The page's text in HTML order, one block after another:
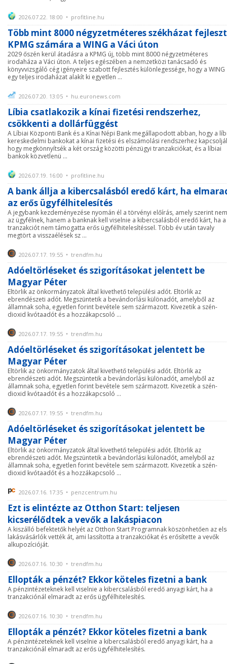
2026.07.22. 18:00 • profitline.hu
Több mint 8000 négyzetméteres székházat
KPMG számára a WING a Váci úton
2029 őszén kerül átadásra a KPMG új, több mint 8000 négyzetméteres
irodaháza a Váci úton. A teljes egészében a nemzetközi tanácsadó és
könyvvizsgáló cég igényeire szabott fejlesztés különlegessége, hogy a WING
egy teljes irodaházat alakít ki egyetlen ...
2026.07.20. 13:05 • hu.euronews.com
Líbia csatlakozik a kínai fizetési rendszerhez,
csökkenti a dollárfüggést
A Líbiai Központi Bank és a Kínai Népi Bank megállapodott abban, hogy a
kereskedelmi bankokat a kínai fizetési és elszámolási rendszerhez
hogy megkönnyítsék a két ország közötti pénzügyi tranzakciókat, és a líbiai
bankok közvetlenü ...
2026.07.19. 16:00 • profitline.hu
A bank állja a kibercsalásból eredő kárt, ha
az erős ügyfélhitelesítés
A jegybank kezdeményezése nyomán él a törvényi előírás, amely szerint nem
az ügyfélnek, hanem a banknak kell viselnie a kibercsalásból eredő kárt, ha a
tranzakciót nem támogatta erős ügyfélhitelesítéssel. Több év után tavaly
megtört a visszaélések sz ...
2026.07.17. 19:55 • trendfm.hu
Adóeltörléseket és szigorításokat jelentett be
Magyar Péter
Eltörlik az önkormányzatok által kivethető települési adót. Eltörlik az
ebrendészeti adót. Megszüntetik a bevándorlási különadót, amelyből az
államnak soha, egyetlen forint bevétele sem származott. Kivezetik a szén-
dioxid kvótaadót és a hozzákapcsoló ...
2026.07.17. 19:55 • trendfm.hu
Adóeltörléseket és szigorításokat jelentett be
Magyar Péter
Eltörlik az önkormányzatok által kivethető települési adót. Eltörlik az
ebrendészeti adót. Megszüntetik a bevándorlási különadót, amelyből az
államnak soha, egyetlen forint bevétele sem származott. Kivezetik a szén-
dioxid kvótaadót és a hozzákapcsoló ...
2026.07.17. 19:55 • trendfm.hu
Adóeltörléseket és szigorításokat jelentett be
Magyar Péter
Eltörlik az önkormányzatok által kivethető települési adót. Eltörlik az
ebrendészeti adót. Megszüntetik a bevándorlási különadót, amelyből az
államnak soha, egyetlen forint bevétele sem származott. Kivezetik a szén-
dioxid kvótaadót és a hozzákapcsoló ...
2026.07.16. 17:35 • penzcentrum.hu
Ezt is elintézte az Otthon Start: teljesen
kicserélődtek a vevők a lakáspiacon
A kiszálló befektetők helyét az Otthon Start Programnak köszönhetően az
lakásvásárlók vették át, ami lassította a tranzakciókat és erősítette a vevők
alkupozícióját.
2026.07.16. 10:30 • trendfm.hu
Ellopták a pénzét? Ekkor köteles fizetni a bank
A pénzintézeteknek kell viselnie a kibercsalásból eredő anyagi kárt, ha a
tranzakciónál elmaradt az erős ügyfélhitelesítés.
2026.07.16. 10:30 • trendfm.hu
Ellopták a pénzét? Ekkor köteles fizetni a bank
A pénzintézeteknek kell viselnie a kibercsalásból eredő anyagi kárt, ha a
tranzakciónál elmaradt az erős ügyfélhitelesítés.